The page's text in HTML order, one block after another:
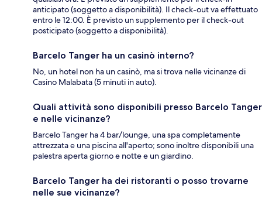
anticipato (soggetto a disponibilità). Il check-out va effettuato
entro le 12:00. È previsto un supplemento per il check-out
posticipato (soggetto a disponibilità).
Barcelo Tanger ha un casinò interno?
No, un hotel non ha un casinò, ma si trova nelle vicinanze di
Casino Malabata (5 minuti in auto).
Quali attività sono disponibili presso Barcelo Tanger
e nelle vicinanze?
Barcelo Tanger ha 4 bar/lounge, una spa completamente
attrezzata e una piscina all'aperto; sono inoltre disponibili una
palestra aperta giorno e notte e un giardino.
Barcelo Tanger ha dei ristoranti o posso trovarne
nelle sue vicinanze?